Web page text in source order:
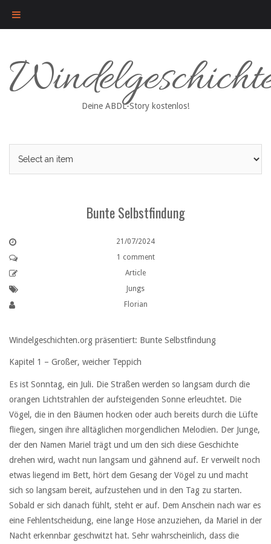
content
Deine ABDL-Story kostenlos!
Bunte Selbstfindung
21/07/2024
1 comment
Article
Jungs
Florian
Windelgeschichten.org präsentiert: Bunte Selbstfindung
Kapitel 1 – Großer, weicher Teppich
Es ist Sonntag, ein Juli. Die Straßen werden so langsam durch die
orangen Lichtstrahlen der aufsteigenden Sonne erleuchtet. Die
Vögel, die in den Bäumen hocken oder auch bereits durch die Lüfte
fliegen, singen ihre alltäglichen morgendlichen Melodien. Der Junge,
der den Namen Mariel trägt und um den sich diese Geschichte
drehen wird, wacht nun langsam und gähnend auf. Er verweilt noch
etwas liegend im Bett, hört dem Gesang der Vögel zu und macht
sich so langsam bereit, aufzustehen und in den Tag zu starten.
Sobald er sich danach fühlt, steht er auf. Dem Anschein nach war es
eine Fehlentscheidung, eine lange Hose anzuziehen, da Mariel in der
Nacht erkennbar geschwitzt hat. Sehr wahrscheinlich, dass die